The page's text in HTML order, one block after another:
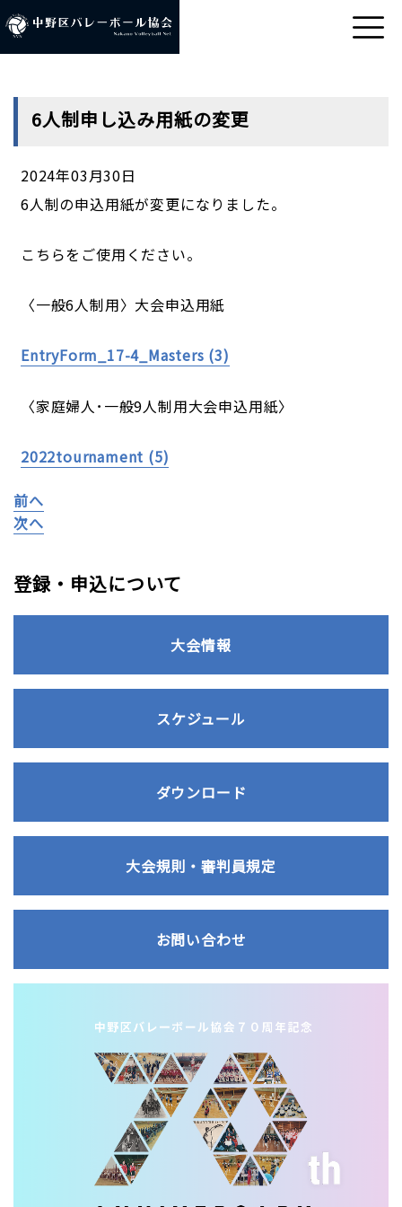
6人制申し込み用紙の変更
2024年03月30日
6人制の申込用紙が変更になりました。
こちらをご使用ください。
〈一般6人制用〉大会申込用紙
EntryForm_17-4_Masters (3)
〈家庭婦人･一般9人制用大会申込用紙〉
2022tournament (5)
前へ
次へ
登録・申込について
大会情報
スケジュール
ダウンロード
大会規則・審判員規定
お問い合わせ